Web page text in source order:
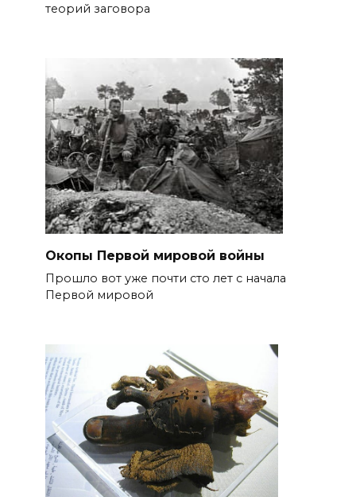
теорий заговора
Окопы Первой мировой войны
Прошло вот уже почти сто лет с начала
Первой мировой